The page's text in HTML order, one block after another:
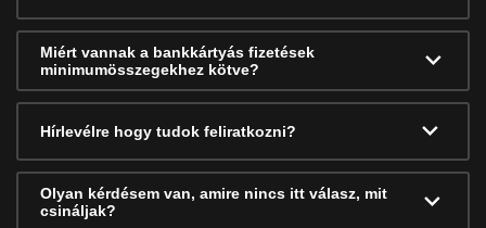
Miért vannak a bankkártyás fizetések
minimumösszegekhez kötve?
Hírlevélre hogy tudok feliratkozni?
Olyan kérdésem van, amire nincs itt válasz, mit
csináljak?